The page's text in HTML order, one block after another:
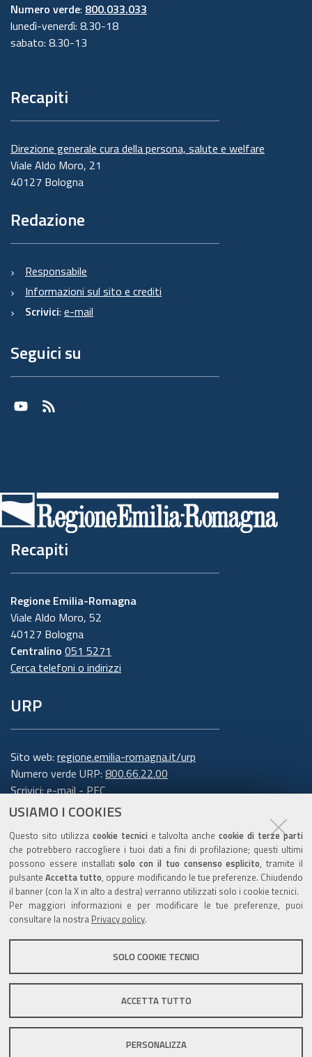
USIAMO I COOKIES
Questo sito utilizza cookie tecnici e talvolta anchecookie di terze parti
che potrebbero raccogliere i tuoi dati a fini di profilazione; questi ultimi
possono essere installatisolo con il tuo consenso esplicito, tramite il
pulsanteAccetta tutto, oppure modificando le tue preferenze. Chiudendo
il banner (con la X in alto a destra) verranno utilizzati solo i cookie tecnici.
Per maggiori informazioni e per modificare le tue preferenze, puoi
consultare la nostra Privacy policy.
SOLO COOKIE TECNICI
ACCETTA TUTTO
PERSONALIZZA
Numero verde: 800.033.033
lunedì-venerdì: 8.30-18
sabato: 8.30-13
Recapiti
Direzione generale cura della persona, salute e welfare
Viale Aldo Moro, 21
40127 Bologna
Redazione
Responsabile
Informazioni sul sito e crediti
Scrivici: e-mail
Seguici su
Youtube
RSS
Recapiti
Regione Emilia-Romagna
Viale Aldo Moro, 52
40127 Bologna
Centralino 051 5271
Cerca telefoni o indirizzi
URP
Sito web: regione.emilia-romagna.it/urp
Numero verde URP: 800.66.22.00
Scrivici:e-mail-PEC
Trasparenza
Amministrazione trasparente
Note legali e copyright
Privacy e cookie
Gestisci i cookie
Dichiarazione di accessibilità
C.F. 800.625.903.79